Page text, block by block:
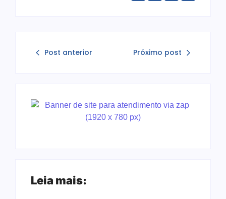
Post anterior Próximo post
Leia mais: